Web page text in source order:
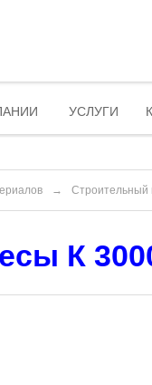
УСЛУГИ
→ Строительный
К